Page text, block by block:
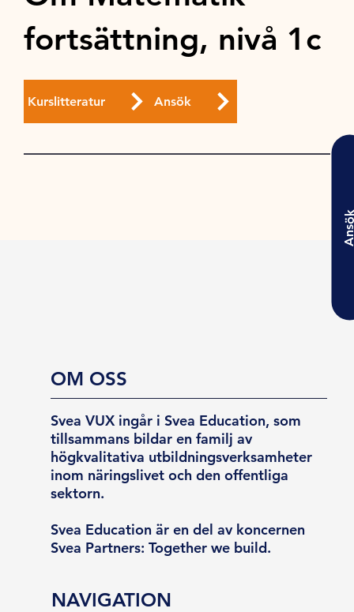
fortsättning, nivå 1c
Kurslitteratur Ansök
OM OSS
Svea VUX ingår i Svea Education, som
tillsammans bildar en familj av
högkvalitativa utbildningsverksamheter
inom näringslivet och den offentliga
sektorn.
Svea Education är en del av koncernen
Svea Partners: Together we build.
NAVIGATION